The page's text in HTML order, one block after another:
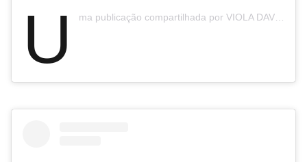
U ma publicação compartilhada por VIOLA DAVIS (@violadavis)